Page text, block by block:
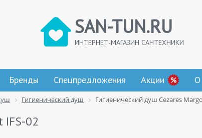
SAN-TUN.RU
ИНТЕРНЕТ-МАГАЗИН САНТЕХНИКИ
Бренды Спецпредложения Акции О
Гигиенический душ Гигиенический душ Cezares
IFS-02